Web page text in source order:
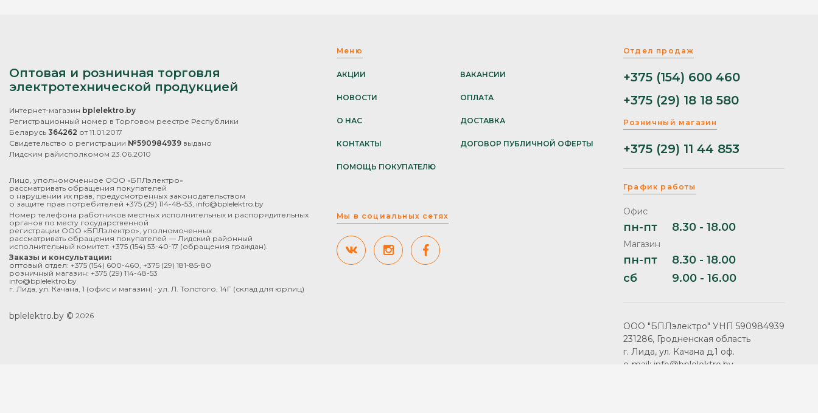
Оптовая и розничная торговля
электротехнической продукцией
Интернет-магазин bplelektro.by
Регистрационный номер в Торговом реестре Республики
Беларусь 364262 от 11.01.2017
Свидетельство о регистрации №590984939 выдано
Лидским райисполкомом 23.06.2010
Лицо, уполномоченное ООО «БПЛэлектро»
рассматривать обращения покупателей
о нарушении их прав, предусмотренных законодательством
о защите прав потребителей +375 (29) 114-48-53 info@bplelektro.by
Номер телефона работников местных исполнительных и распорядительных
органов по месту государственной
регистрации ООО «БПЛэлектро», уполномоченных
рассматривать обращения покупателей — Лидский районный
исполнительный комитет: +375 (154) 53-40-17 (обращения граждан).
Заказы и консультации:
оптовый отдел: +375 (154) 600-460 +375 (29) 181-85-80
розничный магазин: +375 (29) 114-48-53
info@bplelektro.by
г. Лида, ул. Качана, 1 (офис и магазин) · ул. Л. Толстого, 14Г (склад для юрлиц)
bplelektro.by © 2026
Меню
АКЦИИ
НОВОСТИ
О НАС
КОНТАКТЫ
ПОМОЩЬ ПОКУПАТЕЛЮ
ВАКАНСИИ
ОПЛАТА
ДОСТАВКА
ДОГОВОР ПУБЛИЧНОЙ ОФЕРТЫ
Мы в социальных сетях
Отдел продаж
+375 (154) 600 460
+375 (29) 18 18 580
Розничный магазин
+375 (29) 11 44 853
График работы
Офис
пн-пт 8.30 - 18.00
Магазин
пн-пт
8.30 - 18.00
сб
9.00 - 16.00
ООО "БПЛэлектро" УНП 590984939
231286, Гродненская область
г. Лида, ул. Качана д.1 оф.
e-mail: info@bplelektro.by